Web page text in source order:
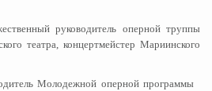
руководитель оперной труппы
театра, концертмейстер Мариинского
Молодежной оперной программы